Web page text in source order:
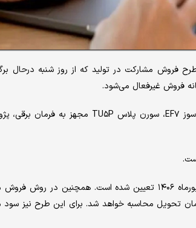
موعد تحویل خودروهای این طرح از بهمن‌ماه ۱۴۰۵ تا شهریورماه ۱۴۰۶ تعیین شده